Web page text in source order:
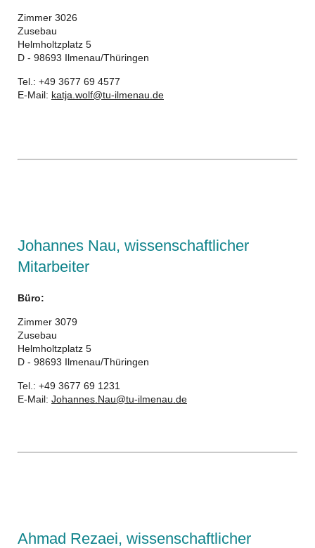
Zimmer 3026
Zusebau
Helmholtzplatz 5
D - 98693 Ilmenau/Thüringen
Tel.: +49 3677 69 4577
E-Mail: katja.wolf@tu-ilmenau.de
Johannes Nau, wissenschaftlicher
Mitarbeiter
Büro:
Zimmer 3079
Zusebau
Helmholtzplatz 5
D - 98693 Ilmenau/Thüringen
Tel.: +49 3677 69 1231
E-Mail: Johannes.Nau@tu-ilmenau.de
Ahmad Rezaei, wissenschaftlicher